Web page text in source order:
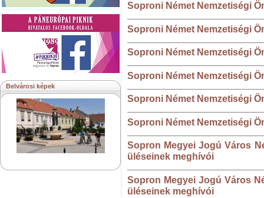
Belvárosi képek
Soproni Német Nemzetiségi
Soproni Német Nemzetiségi
Soproni Német Nemzetiségi
Soproni Német Nemzetiségi
Soproni Német Nemzetiségi
Soproni Német Nemzetiségi
Sopron Megyei Jogú Város
üléseinek meghívói
Sopron Megyei Jogú Város
üléseinek meghívói